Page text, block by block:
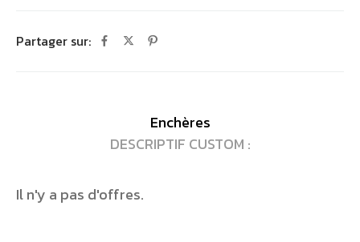
Partager sur:
Enchères
DESCRIPTIF CUSTOM :
Il n'y a pas d'offres.